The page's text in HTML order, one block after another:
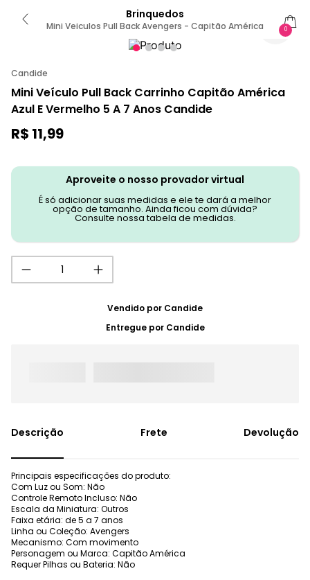
Brinquedos
Mini Veiculos Pull Back Avengers - Capitão América 0
Candide
Mini Veículo Pull Back Carrinho Capitão América
Azul E Vermelho 5 A 7 Anos Candide
R$ 11,99
Aproveite o nosso provador virtual
É só adicionar suas medidas e ele te dará a melhor
opção de tamanho. Ainda ficou com dúvida?
Consulte nossa tabela de medidas.
Vendido por Candide
Entregue por Candide
Frete Devolução
Principais especificações do produto:
Com Luz ou Som: Não
Controle Remoto Incluso: Não
Escala da Miniatura: Outros
Faixa etária: de 5 a 7 anos
Linha ou Coleção: Avengers
Mecanismo: Com movimento
Personagem ou Marca: Capitão América
Requer Pilhas ou Bateria: Não